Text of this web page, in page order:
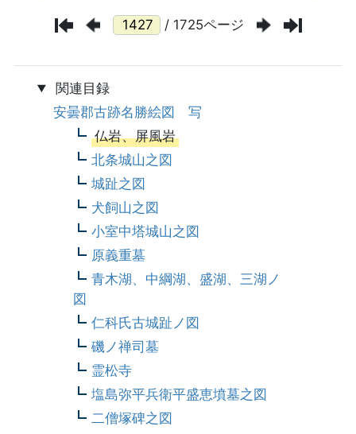
/ 1725ページ
関連目録
安曇郡古跡名勝絵図 写
仏岩、屏風岩
北条城山之図
城趾之図
犬飼山之図
小室中塔城山之図
原義重墓
青木湖、中綱湖、盛湖、三湖ノ
図
仁科氏古城趾ノ図
磯ノ禅司墓
霊松寺
塩島弥平兵衛平盛恵墳墓之図
二僧塚碑之図